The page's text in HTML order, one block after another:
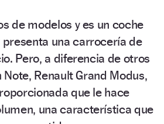
de modelos y es un coche
una carrocería de
Pero, a diferencia de otros
Renault Grand Modus,
que le hace
una característica que